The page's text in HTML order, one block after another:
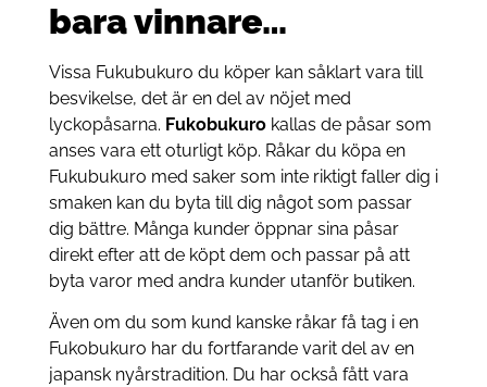
bara vinnare…
Vissa Fukubukuro du köper kan såklart vara till
besvikelse, det är en del av nöjet med
lyckopåsarna. Fukobukurokallas de påsar som
anses vara ett oturligt köp. Råkar du köpa en
Fukubukuro med saker som inte riktigt faller dig i
smaken kan du byta till dig något som passar
dig bättre. Många kunder öppnar sina påsar
direkt efter att de köpt dem och passar på att
byta varor med andra kunder utanför butiken.
Även om du som kund kanske råkar få tag i en
Fukobukuro har du fortfarande varit del av en
japansk nyårstradition. Du har också fått vara